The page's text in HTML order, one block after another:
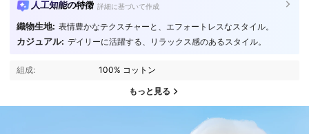
人工知能の特徴 詳細に基づいて作成
織物生地: 表情豊かなテクスチャーと、エフォートレスなスタイル。
カジュアル: デイリーに活躍する、リラックス感のあるスタイル。
組成: 100% コットン
もっと見る